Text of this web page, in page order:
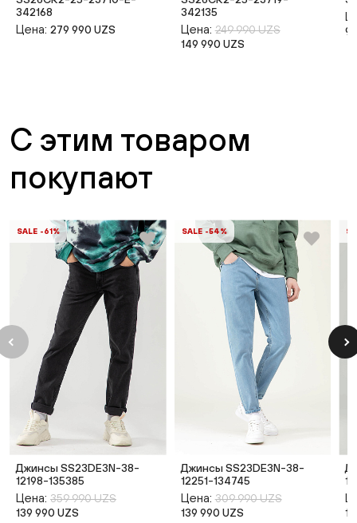
342168
Цена: 279 990 UZS
342135
Цена: 249 990 UZS
149 990 UZS
С этим товаром
покупают
SALE -61%
Джинсы SS23DE3N-38-
12198-135385
Цена: 359 990 UZS
139 990 UZS
SALE -54%
Джинсы SS23DE3N-38-
12251-134745
Цена: 309 990 UZS
139 990 UZS